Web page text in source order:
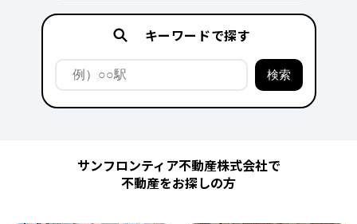
キーワードで探す
サンフロンティア不動産株式会社で
不動産をお探しの方